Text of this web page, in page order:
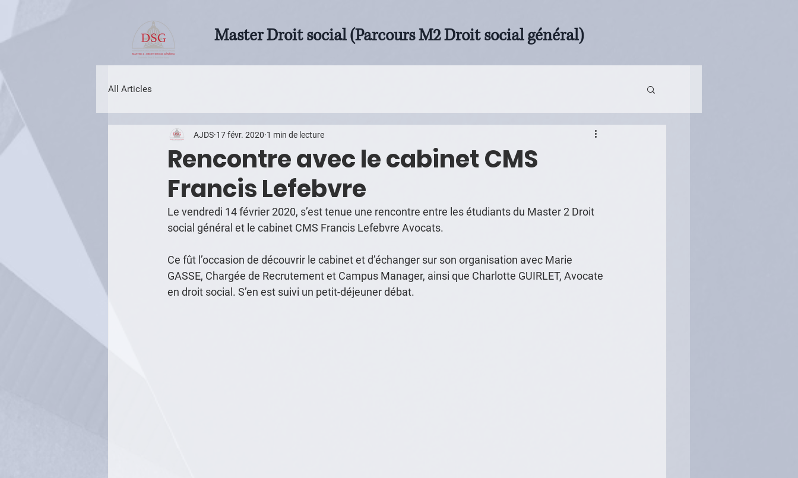
Master Droit social (Parcours M2 Droit social général)
All Articles
Rencontre avec le cabinet CMS
Francis Lefebvre
AJDS 17 févr. 2020 1 min de lecture
Le vendredi 14 février 2020, s’est tenue une rencontre entre les étudiants du Master 2 Droit
social général et le cabinet CMS Francis Lefebvre Avocats.
Ce fût l’occasion de découvrir le cabinet et d’échanger sur son organisation avec Marie
GASSE, Chargée de Recrutement et Campus Manager, ainsi que Charlotte GUIRLET, Avocate
en droit social. S’en est suivi un petit-déjeuner débat.